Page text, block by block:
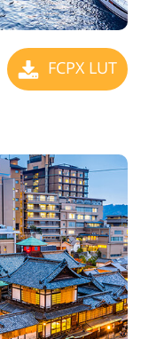
FCPX LUT